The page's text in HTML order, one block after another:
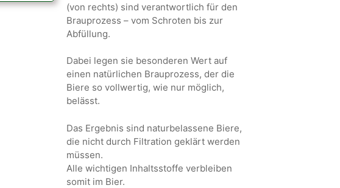
(von rechts) sind verantwortlich für den
Brauprozess – vom Schroten bis zur
Abfüllung.
Dabei legen sie besonderen Wert auf
einen natürlichen Brauprozess, der die
Biere so vollwertig, wie nur möglich,
belässt.
Das Ergebnis sind naturbelassene Biere,
die nicht durch Filtration geklärt werden
müssen.
Alle wichtigen Inhaltsstoffe verbleiben
somit im Bier.